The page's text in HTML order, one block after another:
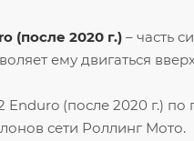
(после 2020 г.) – часть
ему двигаться
Enduro (после 2020 г.)
сети Роллинг Мото.